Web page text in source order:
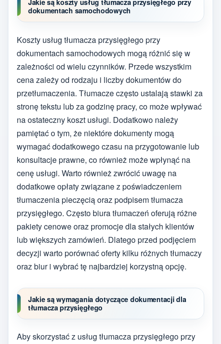
Jakie są koszty usług tłumacza przysięgłego przy
dokumentach samochodowych
Koszty usług tłumacza przysięgłego przy
dokumentach samochodowych mogą różnić się w
zależności od wielu czynników. Przede wszystkim
cena zależy od rodzaju i liczby dokumentów do
przetłumaczenia. Tłumacze często ustalają stawki za
stronę tekstu lub za godzinę pracy, co może wpływać
na ostateczny koszt usługi. Dodatkowo należy
pamiętać o tym, że niektóre dokumenty mogą
wymagać dodatkowego czasu na przygotowanie lub
konsultacje prawne, co również może wpłynąć na
cenę usługi. Warto również zwrócić uwagę na
dodatkowe opłaty związane z poświadczeniem
tłumaczenia pieczęcią oraz podpisem tłumacza
przysięgłego. Często biura tłumaczeń oferują różne
pakiety cenowe oraz promocje dla stałych klientów
lub większych zamówień. Dlatego przed podjęciem
decyzji warto porównać oferty kilku różnych tłumaczy
oraz biur i wybrać tę najbardziej korzystną opcję.
Jakie są wymagania dotyczące dokumentacji dla
tłumacza przysięgłego
Aby skorzystać z usług tłumacza przysięgłego przy